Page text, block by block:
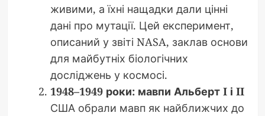
живими, а їхні нащадки дали цінні
дані про мутації. Цей експеримент,
описаний у звіті NASA, заклав основи
для майбутніх біологічних
досліджень у космосі.
1948–1949 роки: мавпи Альберт I і II
США обрали мавп як найближчих до